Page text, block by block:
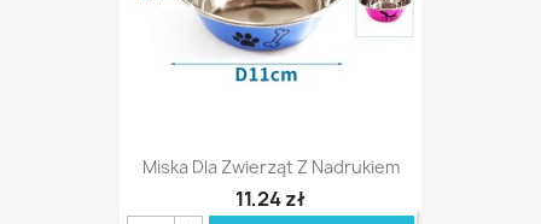
Miska Dla Zwierząt Z Nadrukiem
11,24 zł